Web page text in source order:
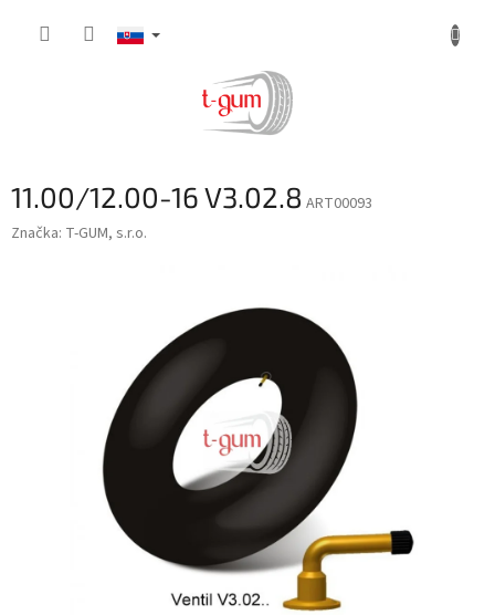
11.00/12.00-16 V3.02.8 ART00093
Značka: T-GUM, s.r.o.